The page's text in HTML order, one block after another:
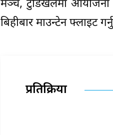
मञ्च, टुँडिखेलमा आयोजना
बिहीबार माउन्टेन फ्लाइट
प्रतिक्रिया